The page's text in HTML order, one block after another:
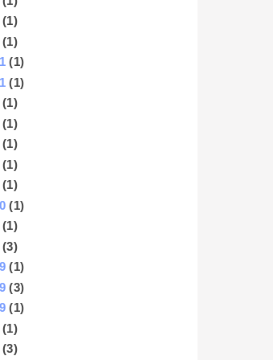
(1)
(1)
(1)
(1)
(1)
(1)
(1)
(1)
(1)
(1)
(1)
(3)
(1)
(3)
(1)
(1)
(3)